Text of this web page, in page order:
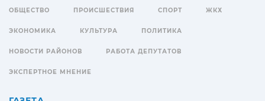
ОБЩЕСТВО ПРОИСШЕСТВИЯ СПОРТ ЖКХ
ЭКОНОМИКА КУЛЬТУРА ПОЛИТИКА
НОВОСТИ РАЙОНОВ РАБОТА ДЕПУТАТОВ
ЭКСПЕРТНОЕ МНЕНИЕ